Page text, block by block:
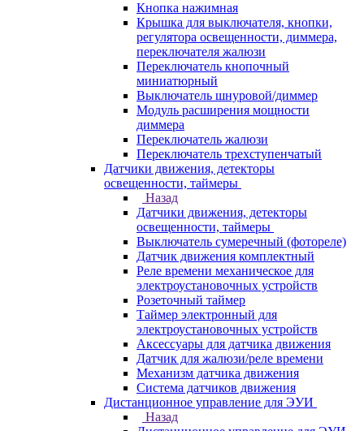
Кнопка нажимная
Крышка для выключателя, кнопки,
регулятора освещенности, диммера,
переключателя жалюзи
Переключатель кнопочный
миниатюрный
Выключатель шнуровой/диммер
Модуль расширения мощности
диммера
Переключатель жалюзи
Переключатель трехступенчатый
Датчики движения, детекторы
освещенности, таймеры
Назад
Датчики движения, детекторы
освещенности, таймеры
Выключатель сумеречный (фотореле)
Датчик движения комплектный
Реле времени механическое для
электроустановочных устройств
Розеточный таймер
Таймер электронный для
электроустановочных устройств
Аксессуары для датчика движения
Датчик для жалюзи/реле времени
Механизм датчика движения
Система датчиков движения
Дистанционное управление для ЭУИ
Назад